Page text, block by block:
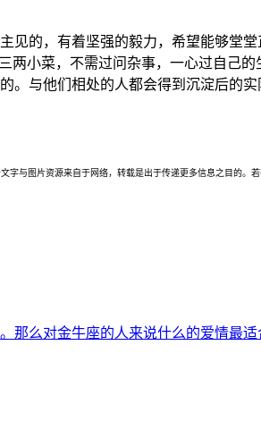
见的，有着坚强的毅力，希望能够堂
两小菜，不需过问杂事，一心过自己的
。与他们相处的人都会得到沉淀后的
字与图片资源来自于网络，转载是出于传递更多信息之目的。
那么对金牛座的人来说什么的爱情最